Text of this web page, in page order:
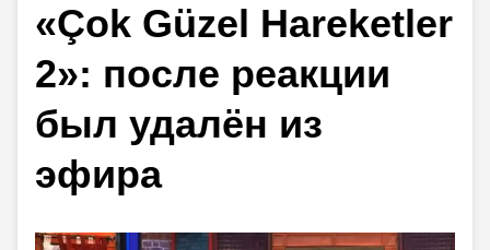
«Çok Güzel Hareketler
2»: после реакции
был удалён из
эфира